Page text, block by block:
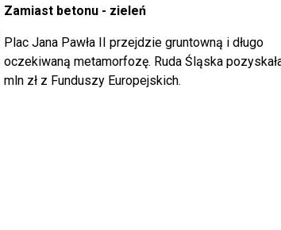
Zamiast betonu - zieleń
Plac Jana Pawła II przejdzie gruntowną i długo
oczekiwaną metamorfozę. Ruda Śląska
mln zł z Funduszy Europejskich.